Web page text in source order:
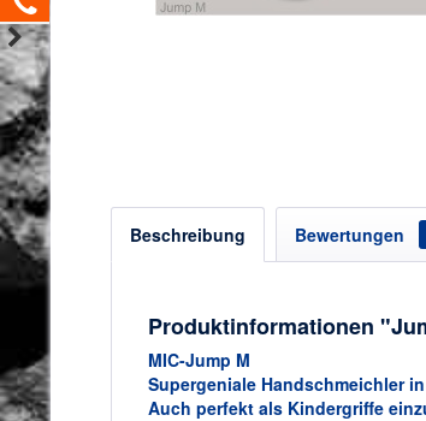
Beschreibung Bewertungen
Produktinformationen
MIC-Jump M
Supergeniale Handschmeichler
Auch perfekt als Kindergriffe